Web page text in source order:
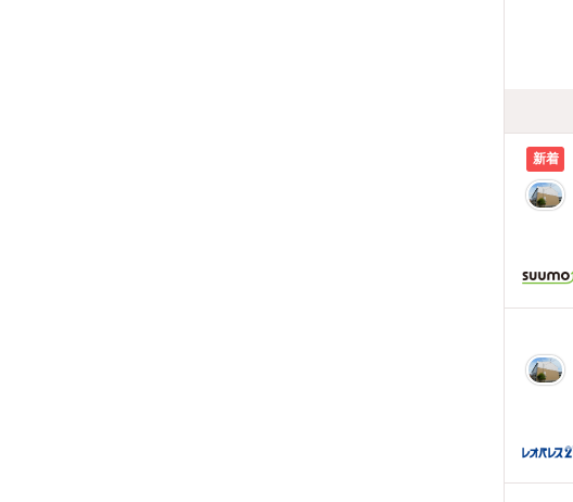
新着